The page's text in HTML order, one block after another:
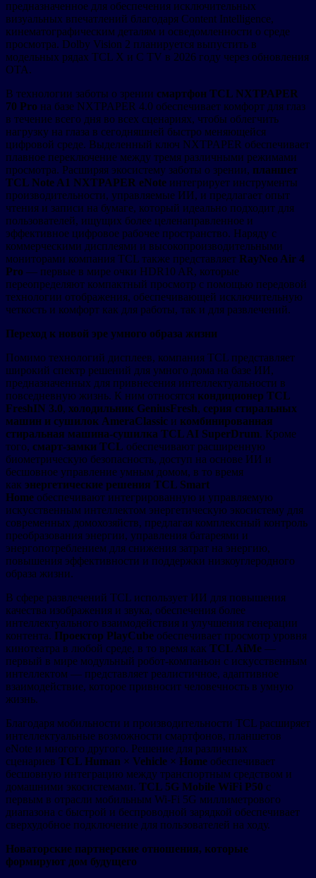
предназначенное для обеспечения исключительных
визуальных впечатлений благодаря Content Intelligence,
кинематографическим деталям и осведомленности о среде
просмотра. Dolby Vision 2 планируется выпустить в
модельных рядах TCL X и C TV в 2026 году через обновления
OTA.
В технологии заботы о зрении смартфон TCL NXTPAPER
70 Pro на базе NXTPAPER 4.0 обеспечивает комфорт для глаз
в течение всего дня во всех сценариях, чтобы облегчить
нагрузку на глаза в сегодняшней быстро меняющейся
цифровой среде. Выделенный ключ NXTPAPER обеспечивает
плавное переключение между тремя различными режимами
просмотра. Расширяя экосистему заботы о зрении, планшет
TCL Note A1 NXTPAPER eNote интегрирует инструменты
производительности, управляемые ИИ, и предлагает опыт
чтения и записи на бумаге, который идеально подходит для
пользователей, ищущих более целенаправленное и
эффективное цифровое рабочее пространство. Наряду с
коммерческими дисплеями и высокопроизводительными
мониторами компания TCL также представляет RayNeo Air 4
Pro — первые в мире очки HDR10 AR, которые
переопределяют компактный просмотр с помощью передовой
технологии отображения, обеспечивающей исключительную
четкость и комфорт как для работы, так и для развлечений.
Переход к новой эре умного образа жизни
Помимо технологий дисплеев, компания TCL представляет
широкий спектр решений для умного дома на базе ИИ,
предназначенных для привнесения интеллектуальности в
повседневную жизнь. К ним относятся кондиционер TCL
FreshIN 3.0, холодильник GeniusFresh, серия стиральных
машин и сушилок AmeraClassic и комбинированная
стиральная машина-сушилка TCL AI SuperDrum. Кроме
того, смарт-замки TCL обеспечивают расширенную
биометрическую безопасность, доступ на основе ИИ и
бесшовное управление умным домом, в то время
как энергетические решения TCL Smart
Home обеспечивают интегрированную и управляемую
искусственным интеллектом энергетическую экосистему для
современных домохозяйств, предлагая комплексный контроль
преобразования энергии, управления батареями и
энергопотреблением для снижения затрат на энергию,
повышения эффективности и поддержки низкоуглеродного
образа жизни.
В сфере развлечений TCL использует ИИ для повышения
качества изображения и звука, обеспечения более
интеллектуального взаимодействия и улучшения генерации
контента. Проектор PlayCube обеспечивает просмотр уровня
кинотеатра в любой среде, в то время как TCL AiMe —
первый в мире модульный робот-компаньон с искусственным
интеллектом — представляет реалистичное, адаптивное
взаимодействие, которое привносит человечность в умную
жизнь.
Благодаря мобильности и производительности TCL расширяет
интеллектуальные возможности смартфонов, планшетов
eNote и многого другого. Решение для различных
сценариев TCL Human × Vehicle × Home обеспечивает
бесшовную интеграцию между транспортным средством и
домашними экосистемами. TCL 5G Mobile WiFi P50 с
первым в отрасли мобильным Wi-Fi 5G миллиметрового
диапазона с быстрой и беспроводной зарядкой обеспечивает
сверхудобное подключение для пользователей на ходу.
Новаторские партнерские отношения, которые
формируют дом будущего